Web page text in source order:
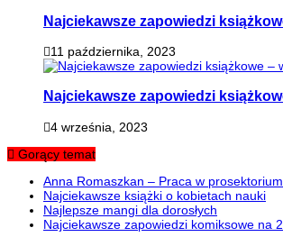
Najciekawsze zapowiedzi
11 października, 2023
Najciekawsze zapowiedzi
4 września, 2023
Gorący temat
Anna Romaszkan – Praca w
Najciekawsze książki o kobietach nauki
Najlepsze mangi dla dorosłych
Najciekawsze zapowiedzi komiksowe na